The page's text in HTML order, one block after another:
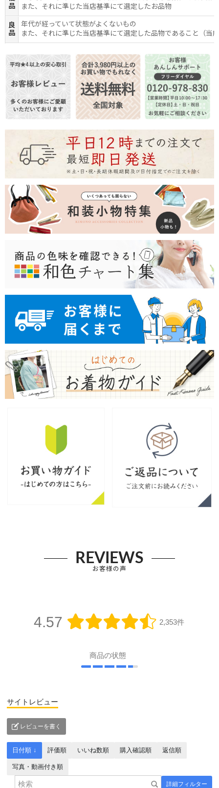
品
また、それに準じた当店基準にて選定したお品物
良
品
年代が経っていて状態がよくないもの
また、それに準じた当店基準にて選定した品物であること（当
REVIEWS
お客様の声
4.57 2,353件
商品の状態
サイトレビュー
レビューを書く
詳細フィルター
日付順 ↓ 評価順 いいね数順 購入確認順 返信順
写真・動画付き順